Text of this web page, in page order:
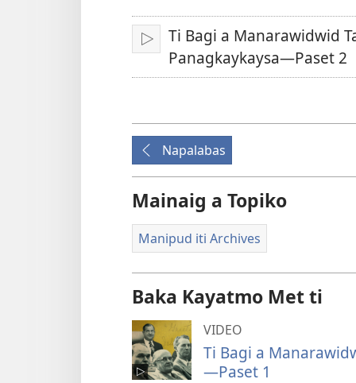
ti
video
Lengguahe
I-
play
Ti Bagi a Manarawidwid
Panagkaykaysa—Paset 2
Napalabas
Mainaig a Topiko
Manipud iti Archives
Baka Kayatmo Met ti
VIDEO
Ti Bagi a
—Paset 1